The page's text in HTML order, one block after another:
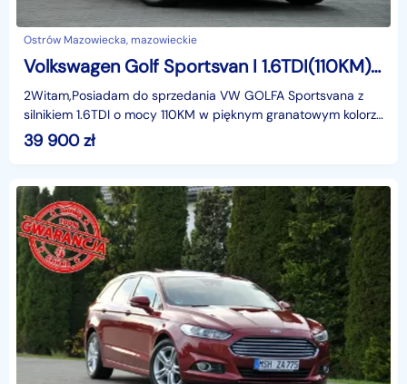
Ostrów Mazowiecka, mazowieckie
Volkswagen Golf Sportsvan I 1.6TDI(110KM)*Lounge*Radar*Duże Radio*Klimatronik*Reling*Alu16"ASO
2Witam,Posiadam do sprzedania VW GOLFA Sportsvana z
silnikiem 1.6TDI o mocy 110KM w pięknym granatowym kolorze
w bogatej wersji wyposażenia i z rewelacyjnym Sil
39 900zł